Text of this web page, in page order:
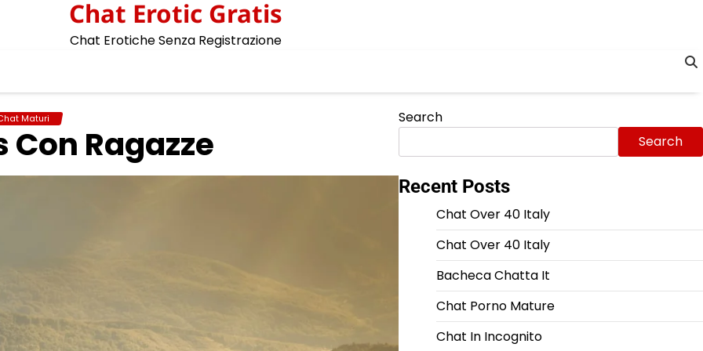
Chat Erotic Gratis
Chat Erotiche Senza Registrazione
Maturi
Ragazze
Search
Search
Recent Posts
Chat Over 40 Italy
Chat Over 40 Italy
Bacheca Chatta It
Chat Porno Mature
Chat In Incognito